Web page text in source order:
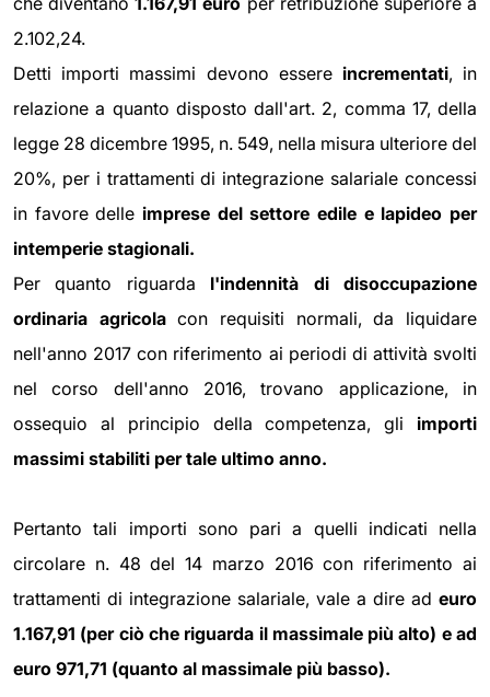
2.102,24.
Detti importi massimi devono essere incrementati, in
relazione a quanto disposto dall'art. 2, comma 17, della
legge 28 dicembre 1995, n. 549, nella misura ulteriore del
20%, per i trattamenti di integrazione salariale concessi
in favore delle imprese del settore edile e lapideo per
intemperie stagionali.
Per quanto riguarda l'indennità di disoccupazione
ordinaria agricolacon requisiti normali, da liquidare
nell'anno 2017 con riferimento ai periodi di attività svolti
nel corso dell'anno 2016, trovano applicazione, in
ossequio al principio della competenza, gli importi
massimi stabiliti per tale ultimo anno.
Pertanto tali importi sono pari a quelli indicati nella
circolare n. 48 del 14 marzo 2016 con riferimento ai
trattamenti di integrazione salariale, vale a dire ad euro
1.167,91 (per ciò che riguarda il massimale più alto) e ad
euro 971,71 (quanto al massimale più basso).